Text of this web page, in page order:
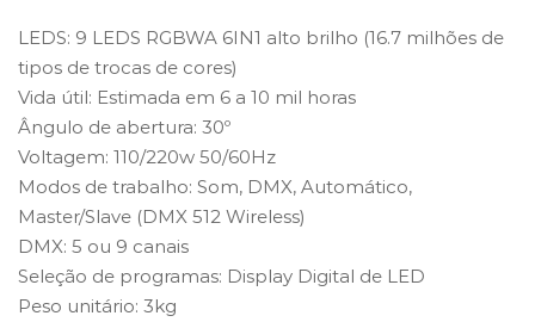
LEDS: 9 LEDS RGBWA 6IN1 alto brilho (16.7 milhões de
tipos de trocas de cores)
Vida útil: Estimada em 6 a 10 mil horas
Ângulo de abertura: 30º
Voltagem: 110/220w 50/60Hz
Modos de trabalho: Som, DMX, Automático,
Master/Slave (DMX 512 Wireless)
DMX: 5 ou 9 canais
Seleção de programas: Display Digital de LED
Peso unitário: 3kg